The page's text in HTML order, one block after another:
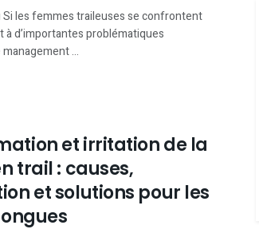
les femmes traileuses se confrontent
d’importantes problématiques
...
et irritation de la
trail : causes,
et solutions pour les